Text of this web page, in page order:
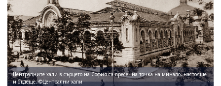
Централните хали в сърцето на София са пресечна точка на минало, настояще
и бъдеще; ©Централни хали